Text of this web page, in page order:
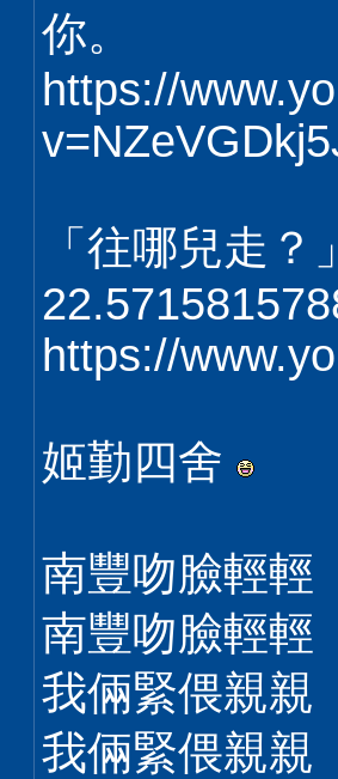
你。
https://
「往哪兒走？
https://
姬勤四舍
南豐吻臉輕
南豐吻臉輕
我倆緊偎親
我倆緊偎親